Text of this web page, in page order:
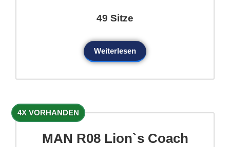
49 Sitze
Weiterlesen
4X VORHANDEN
MAN R08 Lion`s Coach